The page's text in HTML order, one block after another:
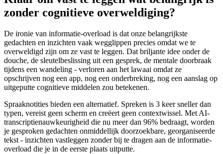
zonder cognitieve overweldiging?
De ironie van informatie-overload is dat onze belangrijkste
gedachten en inzichten vaak wegglippen precies omdat we te
overweldigd zijn om ze vast te leggen. Dat briljante idee onder de
douche, de sleutelbeslissing uit een gesprek, de mentale doorbraak
tijdens een wandeling - verloren aan het lawaai omdat ze
opschrijven nog een app, nog een onderbreking, nog een aanslag op
uitgeputte cognitieve middelen zou betekenen.
Spraaknotities bieden een alternatief. Spreken is 3 keer sneller dan
typen, vereist geen scherm en creëert geen contextwissel. Met AI-
transcriptienauwkeurigheid die nu meer dan 96% bedraagt, worden
je gesproken gedachten onmiddellijk doorzoekbare, georganiseerde
tekst - inzichten vastleggen zonder bij te dragen aan de informatie-
overload die je in de eerste plaats uitputte.